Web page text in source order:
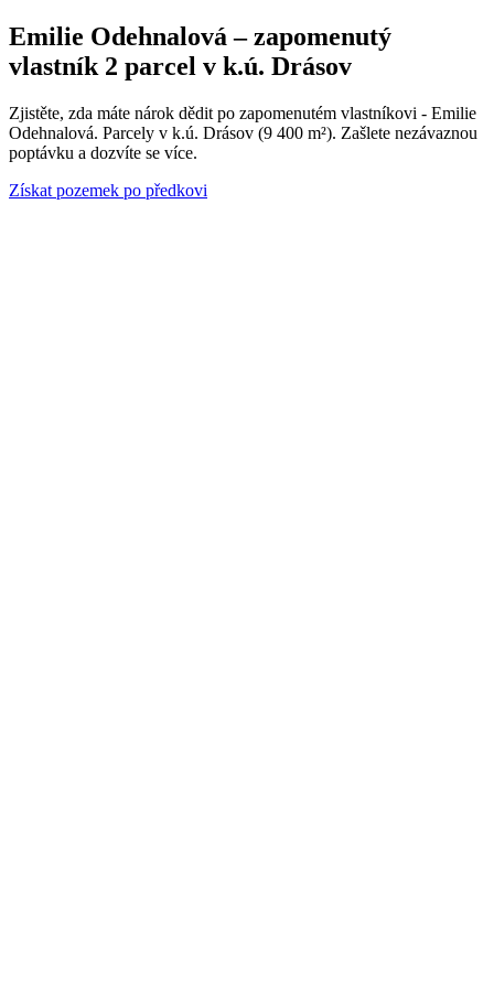
Emilie Odehnalová – zapomenutý
vlastník 2 parcel v k.ú. Drásov
Zjistěte, zda máte nárok dědit po zapomenutém vlastníkovi - Emilie
Odehnalová. Parcely v k.ú. Drásov (9 400 m²). Zašlete nezávaznou
poptávku a dozvíte se více.
Získat pozemek po předkovi